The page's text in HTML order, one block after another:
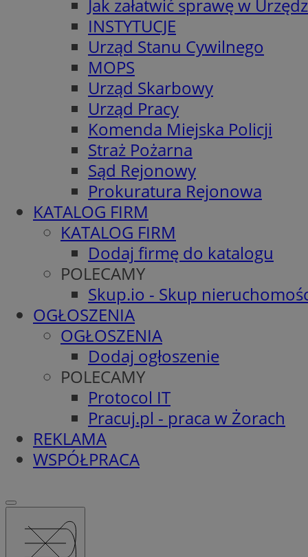
Jak załatwić sprawę w
INSTYTUCJE
Urząd Stanu Cywilnego
MOPS
Urząd Skarbowy
Urząd Pracy
Komenda Miejska Policji
Straż Pożarna
Sąd Rejonowy
Prokuratura Rejonowa
KATALOG FIRM
KATALOG FIRM
Dodaj firmę do katalogu
POLECAMY
Skup.io - Skup
OGŁOSZENIA
OGŁOSZENIA
Dodaj ogłoszenie
POLECAMY
Protocol IT
Pracuj.pl - praca w Żorach
REKLAMA
WSPÓŁPRACA